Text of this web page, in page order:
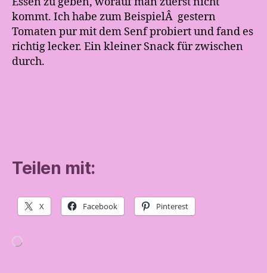
kommt. Ich habe zum BeispielÂ gestern
Tomaten pur mit dem Senf probiert und fand es
richtig lecker. Ein kleiner Snack für zwischen
durch.
Teilen mit:
X Facebook Pinterest